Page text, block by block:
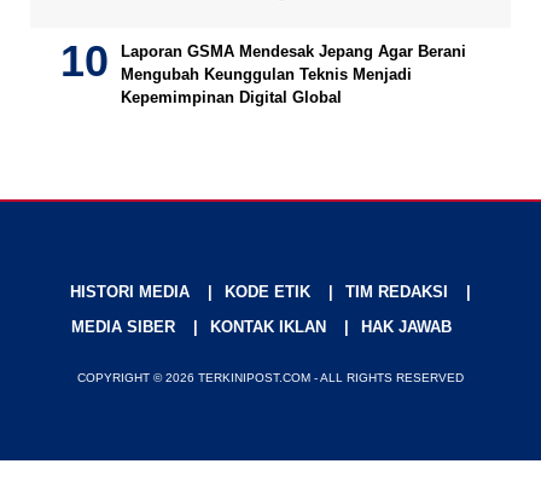
Laporan GSMA Mendesak Jepang Agar Berani
Mengubah Keunggulan Teknis Menjadi
Kepemimpinan Digital Global
HISTORI MEDIA KODE ETIK
TIM REDAKSI
MEDIA SIBER
KONTAK IKLAN HAK JAWAB
COPYRIGHT © 2026 TERKINIPOST.COM - ALL RIGHTS RESERVED